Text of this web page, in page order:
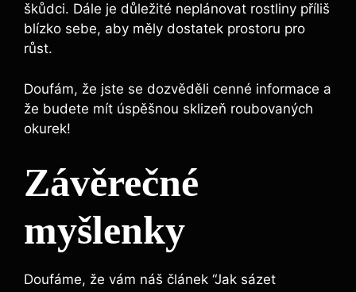
škůdci.‌ Dále je důležité neplánovat rostliny příliš
blízko sebe, aby měly dostatek​ prostoru pro
⁣růst.
Doufám, že jste se dozvěděli ⁢cenné ‌informace a
že budete mít úspěšnou sklizeň roubovaných
okurek! ‍
Závěrečné
myšlenky
Doufáme, že vám náš ‍článek ‌“Jak sázet